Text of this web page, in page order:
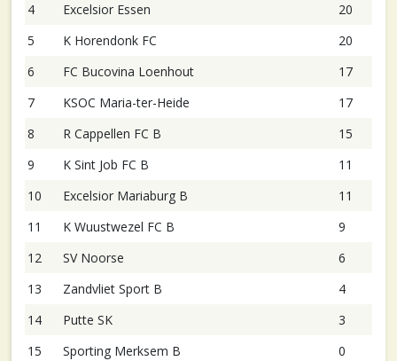
4
Excelsior Essen
20
5
K Horendonk FC
20
6
FC Bucovina Loenhout
17
7
KSOC Maria-ter-Heide
17
8
R Cappellen FC B
15
9
K Sint Job FC B
11
10
Excelsior Mariaburg B
11
11
K Wuustwezel FC B
9
12
SV Noorse
6
13
Zandvliet Sport B
4
14
Putte SK
3
15
Sporting Merksem B 0